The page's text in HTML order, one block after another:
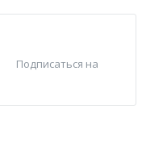
Подписаться на